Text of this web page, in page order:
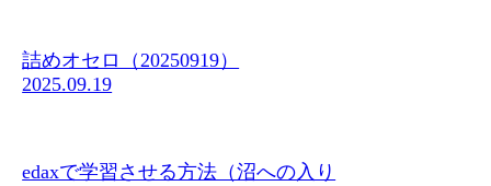
詰めオセロ（20250919）
2025.09.19
edaxで学習させる方法（沼への入り